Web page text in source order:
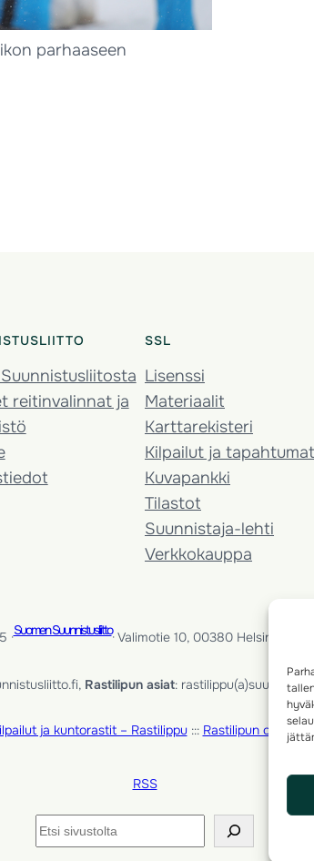
parhaaseen
reitinvalinnat ja
SSL
Lisenssi
Materiaalit
Karttarekisteri
Kilpailut ja tapahtumat
Kuvapankki
Tilastot
Suunnistaja-lehti
Verkkokauppa
·Suomen Suunnistusliitto· Valimotie 10, 00380 Helsinki,
Rastilipun asiat:
ja kuntorastit – Rastilippu::: Rastilipun ohjeet
RSS
Etsi